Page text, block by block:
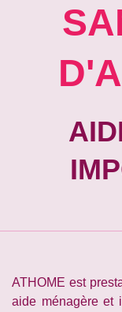
ATHOME est
aide ménagère et